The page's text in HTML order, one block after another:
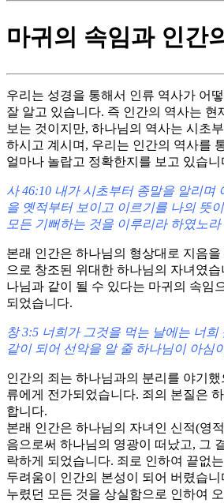
마귀의 속임과 인간
우리는 성경을 통해서 인류 역사가 어
잘 알고 있습니다. 즉 인간의 역사는 현
보는 것이지만, 하나님의 역사는 시초
하시고 계시며, 우리는 인간의 역사를
얼마나 놀랍고 정확한지를 보고 있습니
사 46:10 내가 시초부터 종말을 알리며
을 옛적부터 보이고 이르기를 나의 뜻
모든 기뻐하는 것을 이루리라 하였노라
본래 인간은 하나님의 형상대로 지음
으로 창조된 위대한 하나님의 자녀였
나님과 같이 될 수 있다는 마귀의 속임
되었습니다.
창 3:5 너희가 그것을 먹는 날에는 너
같이 되어 선악을 알 줄 하나님이 아심
인간의 죄는 하나님과의 분리를 야기
류에게 전가되었습니다. 죄의 본질은
합니다.
본래 인간은 하나님의 자녀인 신적(영
음으로써 하나님의 영광이 떠났고, 그
락하게 되었습니다. 죄로 인하여 끝없
두려움이 인간의 본성이 되어 버렸습
누렸던 모든 것을 상실함으로 인하여